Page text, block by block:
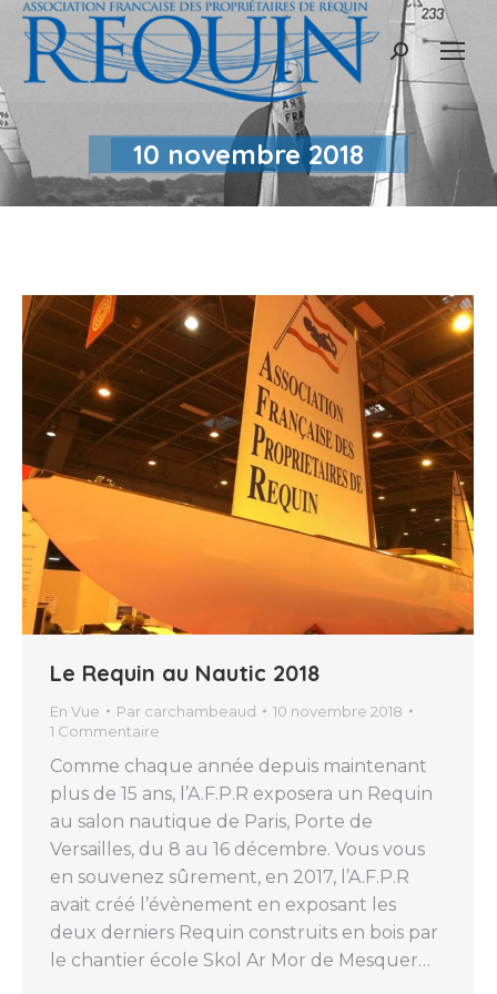
Recherche
10 novembre 2018
Le Requin au Nautic 2018
En Vue Par carchambeaud
10 novembre 2018
1 Commentaire
Comme chaque année depuis maintenant
plus de 15 ans, l’A.F.P.R exposera un Requin
au salon nautique de Paris, Porte de
Versailles, du 8 au 16 décembre. Vous vous
en souvenez sûrement, en 2017, l’A.F.P.R
avait créé l’évènement en exposant les
deux derniers Requin construits en bois par
le chantier école Skol Ar Mor de Mesquer…